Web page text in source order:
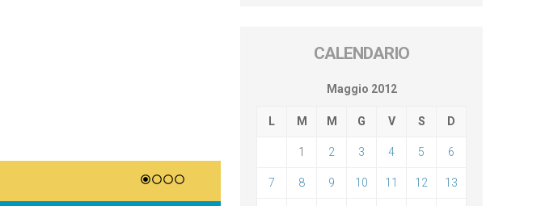
CALENDARIO
Maggio 2012
L M M G V S D
1 2 3 4 5 6
7 8 9 10 11 12 13